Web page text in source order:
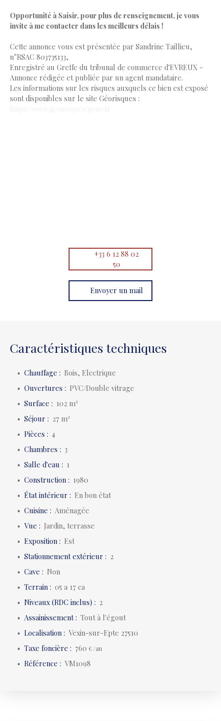
Opportunité à Saisir, pour plus de renseignement, je vous
invite à me contacter dans les meilleurs délais !
Cette annonce vous est présentée par Sandrine Taillieu,
n°RSAC 803735133,
Enregistré au Greffe du tribunal de commerce d'EVREUX -
Annonce rédigée et publiée par un agent mandataire.
Les informations sur les risques auxquels ce bien est exposé
sont disponibles sur le site Géorisques :
+33 6 12 88 02
50
Envoyer un mail
Caractéristiques techniques
Chauffage : Bois, Electrique
Ouvertures : PVC/Double vitrage
Surface : 102m²
Séjour : 27m²
Pièces : 4
Chambres : 3
Salle d'eau : 1
Construction : 1980
État intérieur : En bon état
Cuisine : Aménagée
Vue : Jardin, terrasse
Exposition : Est
Stationnement extérieur : 2
Cave : Non
Terrain : 05 a 17 ca
Niveaux (RDC inclus) : 2
Assainissement: Tout à l'égout
Localisation : Vexin-sur-Epte 27510
Taxe foncière : 760€ /an
Référence : VM1098